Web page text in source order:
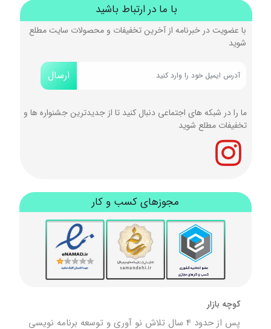
با ما در ارتباط باشید
با عضویت در خبرنامه از آخرین تخفیفات و محصولات سایت مطلع
شوید
ارسال
ما را در شبکه های اجتماعی دنبال کنید تا از جدیدترین جشنواره ها و
تخفیفات مطلع شوید
مجوزهای کسب و کار
کوچه بازار
پس از حدود 4 سال تلاش نو آوری و توسعه برنامه نویسی